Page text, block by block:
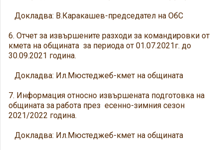
Докладва: В.Каракашев-председател на ОбС
6. Отчет за извършените разходи за командировки от
кмета на общината за периода от 01.07.2021г. до
30.09.2021 година.
Докладва: Ил.Мюстеджеб-кмет на общината
7. Информация относно извършената подготовка на
общината за работа през есенно-зимния сезон
2021/2022 година.
Докладва: Ил.Мюстеджеб-кмет на общината